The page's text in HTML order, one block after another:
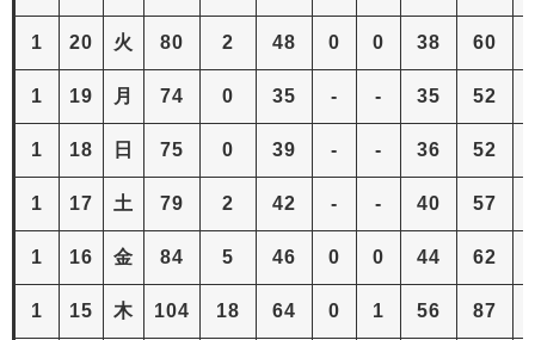
1 20 火 80 2 48 0 0 38 60
1 19 月 74 0 35 - - 35 52
1 18 日 75 0 39 - - 36 52
1 17 土 79 2 42 - - 40 57
1 16 金 84 5 46 0 0 44 62
1 15 木 104 18 64 0 1 56 87